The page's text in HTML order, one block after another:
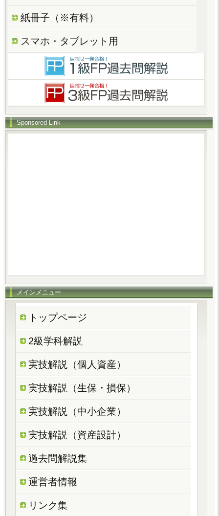
紙冊子（※有料）
スマホ・タブレット用
Sponsored Link
メインメニュー
トップページ
2級学科解説
実技解説（個人資産）
実技解説（生保・損保）
実技解説（中小企業）
実技解説（資産設計）
過去問解説集
運営者情報
リンク集